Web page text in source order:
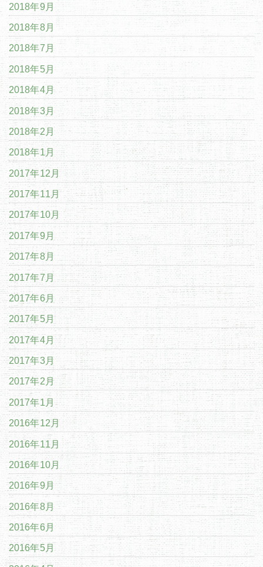
2018年9月
2018年8月
2018年7月
2018年5月
2018年4月
2018年3月
2018年2月
2018年1月
2017年12月
2017年11月
2017年10月
2017年9月
2017年8月
2017年7月
2017年6月
2017年5月
2017年4月
2017年3月
2017年2月
2017年1月
2016年12月
2016年11月
2016年10月
2016年9月
2016年8月
2016年6月
2016年5月